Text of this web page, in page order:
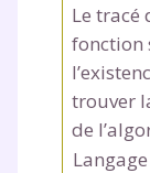
Le tracé
fonction
trouver
de
Langage